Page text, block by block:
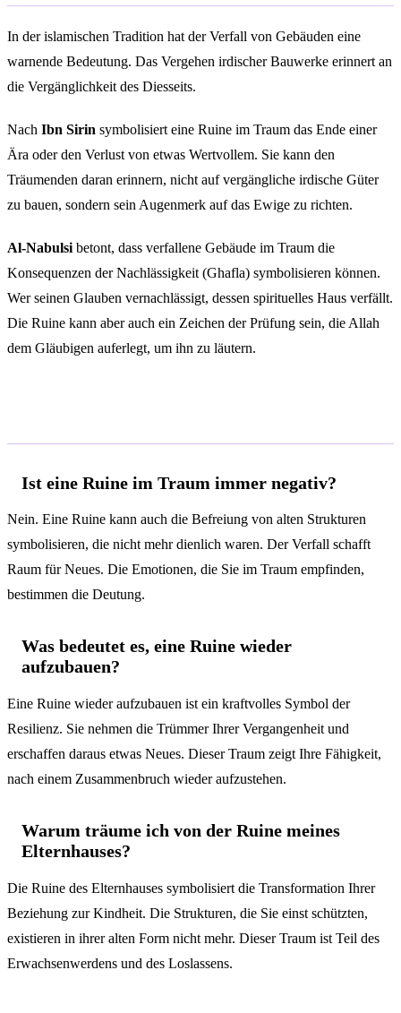
In der islamischen Tradition hat der Verfall von Gebäuden eine
warnende Bedeutung. Das Vergehen irdischer Bauwerke erinnert an
die Vergänglichkeit des Diesseits.
Nach Ibn Sirin symbolisiert eine Ruine im Traum das Ende einer
Ära oder den Verlust von etwas Wertvollem. Sie kann den
Träumenden daran erinnern, nicht auf vergängliche irdische Güter
zu bauen, sondern sein Augenmerk auf das Ewige zu richten.
Al-Nabulsi betont, dass verfallene Gebäude im Traum die
Konsequenzen der Nachlässigkeit (Ghafla) symbolisieren können.
Wer seinen Glauben vernachlässigt, dessen spirituelles Haus verfällt.
Die Ruine kann aber auch ein Zeichen der Prüfung sein, die Allah
dem Gläubigen auferlegt, um ihn zu läutern.
Ist eine Ruine im Traum immer negativ?
Nein. Eine Ruine kann auch die Befreiung von alten Strukturen
symbolisieren, die nicht mehr dienlich waren. Der Verfall schafft
Raum für Neues. Die Emotionen, die Sie im Traum empfinden,
bestimmen die Deutung.
Was bedeutet es, eine Ruine wieder
aufzubauen?
Eine Ruine wieder aufzubauen ist ein kraftvolles Symbol der
Resilienz. Sie nehmen die Trümmer Ihrer Vergangenheit und
erschaffen daraus etwas Neues. Dieser Traum zeigt Ihre Fähigkeit,
nach einem Zusammenbruch wieder aufzustehen.
Warum träume ich von der Ruine meines
Elternhauses?
Die Ruine des Elternhauses symbolisiert die Transformation Ihrer
Beziehung zur Kindheit. Die Strukturen, die Sie einst schützten,
existieren in ihrer alten Form nicht mehr. Dieser Traum ist Teil des
Erwachsenwerdens und des Loslassens.